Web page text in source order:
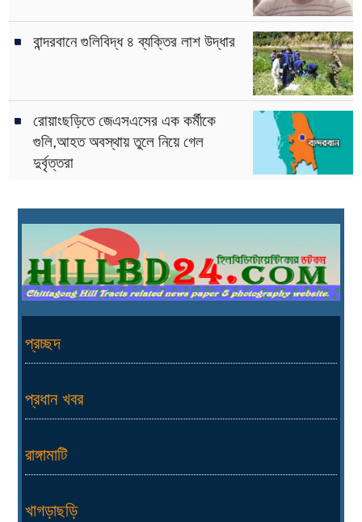
বান্দরবানে গুলিবিদ্ধ ৪ ব্যক্তির লাশ উদ্ধার
রোয়াংছড়িতে জেএসএসের এক কর্মীকে
গুলি,আহত অবস্থায় তুলে নিয়ে গেল
দুর্বৃত্তরা
প্রচ্ছদ
প্রধান খবর
রাঙ্গামাটি
খাগড়াছড়ি